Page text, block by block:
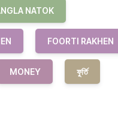
NATOK
FOORTI RAKHEN
MONEY ফুর্তি